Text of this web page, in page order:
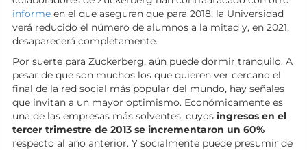
informe en el que aseguran que para 2018, la Universidad
verá reducido el número de alumnos a la mitad y, en 2021,
desaparecerá completamente.
Por suerte para Zuckerberg, aún puede dormir tranquilo. A
pesar de que son muchos los que quieren ver cercano el
final de la red social más popular del mundo, hay señales
que invitan a un mayor optimismo. Económicamente es
una de las empresas más solventes, cuyos ingresos en el
tercer trimestre de 2013 se incrementaron un 60%
respecto al año anterior. Y socialmente puede presumir de